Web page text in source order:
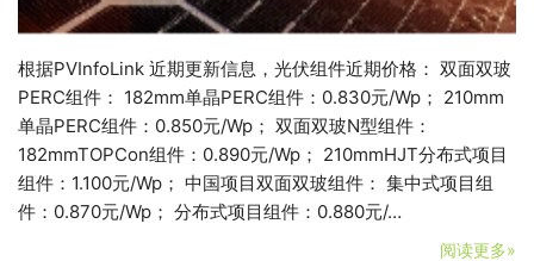
根据PVInfoLink 近期更新信息，光伏组件近期价格： 双面双玻
PERC组件： 182mm单晶PERC组件：0.830元/Wp； 210mm
单晶PERC组件：0.850元/Wp； 双面双玻N型组件：
182mmTOPCon组件：0.890元/Wp； 210mmHJT分布式项目
组件：1.100元/Wp； 中国项目双面双玻组件： 集中式项目组
件：0.870元/Wp； 分布式项目组件：0.880元/…
阅读更多»